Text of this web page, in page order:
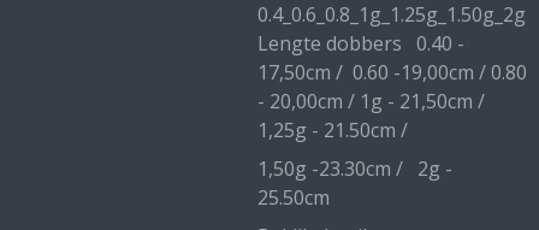
0.4_0.6_0.8_1g_1.25g_1.50g_2g
Lengte dobbers 0.40 -
17,50cm / 0.60 -19,00cm / 0.80
- 20,00cm / 1g - 21,50cm /
1,25g - 21.50cm /
1,50g -23.30cm / 2g -
25.50cm